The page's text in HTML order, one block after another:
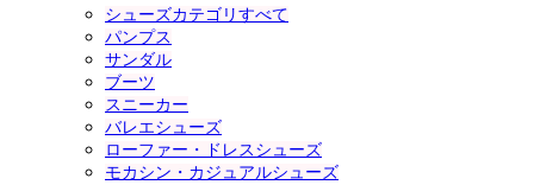
シューズカテゴリすべて
パンプス
サンダル
ブーツ
スニーカー
バレエシューズ
ローファー・ドレスシューズ
モカシン・カジュアルシューズ